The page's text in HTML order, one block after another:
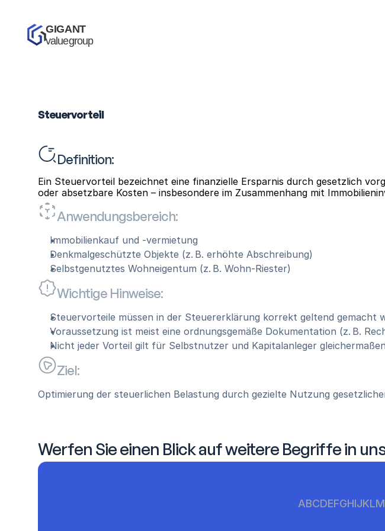
Steuervorteil
Definition:
Ein Steuervorteil bezeichnet eine finanzielle Ersparnis durch gesetzlich
oder absetzbare Kosten – insbesondere im Zusammenhang mit
Anwendungsbereich:
Immobilienkauf und -vermietung
Denkmalgeschützte Objekte (z. B. erhöhte Abschreibung)
Selbstgenutztes Wohneigentum (z. B. Wohn-Riester)
Wichtige Hinweise:
Steuervorteile müssen in der Steuererklärung korrekt geltend gemacht
Voraussetzung ist meist eine ordnungsgemäße Dokumentation (z. B.
Nicht jeder Vorteil gilt für Selbstnutzer und Kapitalanleger gleichermaßen
Ziel:
Optimierung der steuerlichen Belastung durch gezielte Nutzung
Werfen Sie einen Blick auf weitere Begriffe in
ABCDEFGHIJKLM
GIGANT
valuegroup